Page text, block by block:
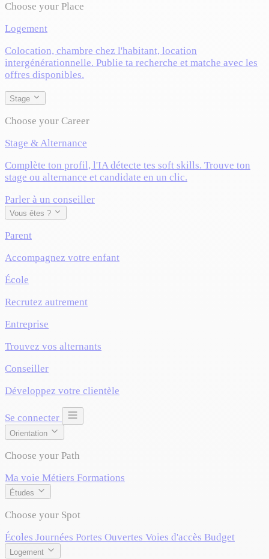
Choose your Place
Logement
Colocation, chambre chez l'habitant, location
intergénérationnelle. Publie ta recherche et matche avec les
offres disponibles.
Stage
Choose your Career
Stage & Alternance
Complète ton profil, l'IA détecte tes soft skills. Trouve ton
stage ou alternance et candidate en un clic.
Parler à un conseiller
Vous êtes ?
Parent
Accompagnez votre enfant
École
Recrutez autrement
Entreprise
Trouvez vos alternants
Conseiller
Développez votre clientèle
Se connecter
Orientation
Choose your Path
Ma voie Métiers Formations
Études
Choose your Spot
Écoles Journées Portes Ouvertes Voies d'accès Budget
Logement